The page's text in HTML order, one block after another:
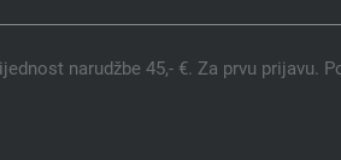
narudžbe 45,- €. Za prvu prijavu.